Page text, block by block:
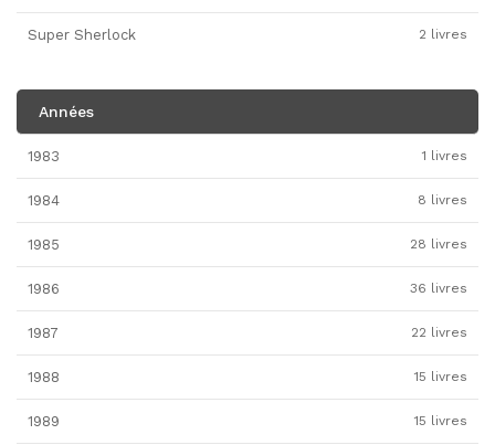
Super Sherlock 2 livres
Années
1983 1 livres
1984 8 livres
1985 28 livres
1986 36 livres
1987 22 livres
1988 15 livres
1989 15 livres